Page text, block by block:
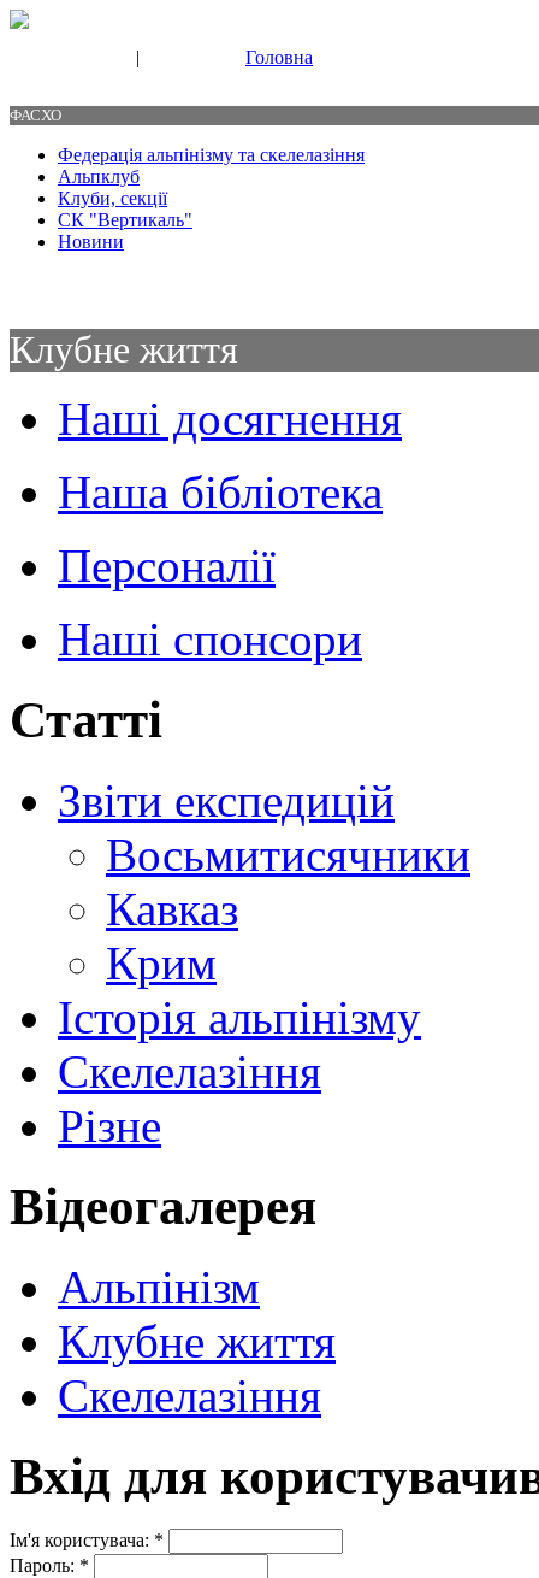
| Головна
ФАСХО
Федерація альпінізму та скелелазіння
Альпклуб
Клуби, секції
СК "Вертикаль"
Новини
Клубне життя
Наші досягнення
Наша бібліотека
Персоналії
Наші спонсори
Статті
Звіти експедицій
Восьмитисячники
Кавказ
Крим
Історія альпінізму
Скелелазіння
Різне
Відеогалерея
Альпінізм
Клубне життя
Скелелазіння
Вхід для
Ім'я користувача: *
Пароль: *